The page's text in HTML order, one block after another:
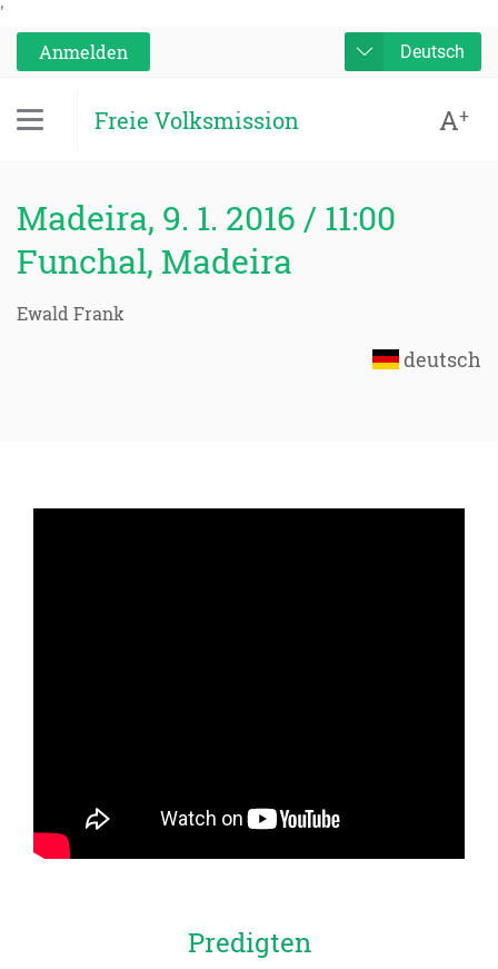
'
Anmelden
Deutsch
Freie Volksmission A+
Madeira, 9. 1. 2016 / 11:00
Funchal, Madeira
Ewald Frank
deutsch
Predigten